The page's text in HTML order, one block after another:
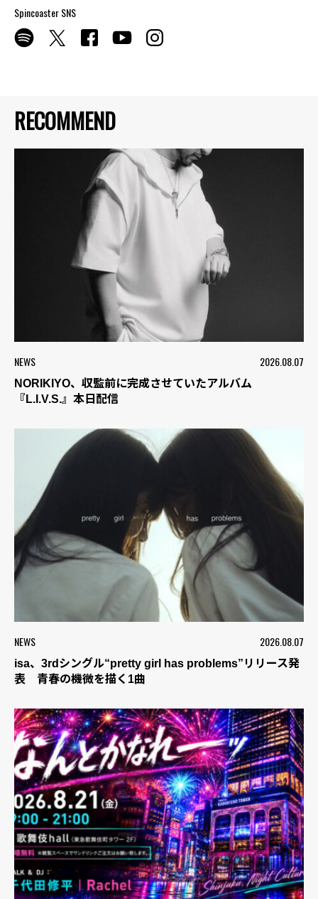
RECOMMEND
NEWS 2026.08.07
NORIKIYO、収監前に完成させていたアルバム
『L.I.V.S.』本日配信
NEWS 2026.08.07
isa、3rdシングル“pretty girl has problems”リリース発
表 青春の機微を描く1曲
Spincoaster SNS